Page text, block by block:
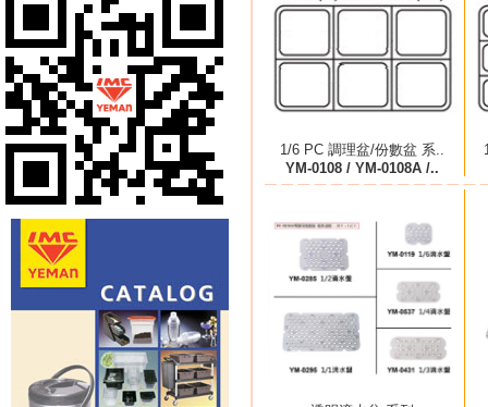
1/6 PC 調理盆/份數盆 系..
YM-0108 / YM-0108A /..